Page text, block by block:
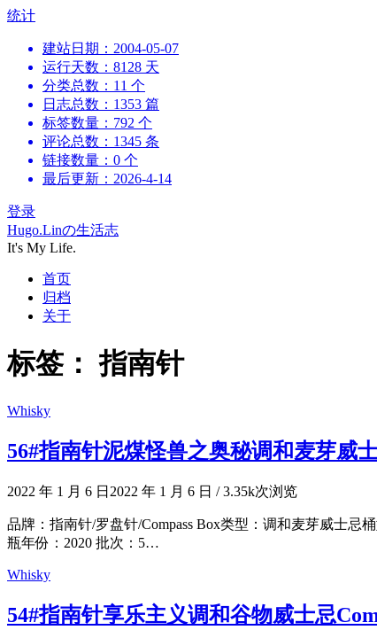
跳
统计
建站日期：2004-05-07
运行天数：8128 天
分类总数：11 个
日志总数：1353 篇
标签数量：792 个
评论总数：1345 条
链接数量：0 个
最后更新：2026-4-14
登录
Hugo.Linの生活志
It's My Life.
首页
归档
关于
标签：指南针
Whisky
56#指南针泥煤怪兽之奥秘调和麦芽威
2022 年 1 月 6 日 2022 年 1 月 6 日 /3.35k次浏览
品牌：指南针/罗盘针/Compass Box类型：调和麦芽威士忌
瓶年份：2020 批次：5…
Whisky
54#指南针享乐主义调和谷物威士忌